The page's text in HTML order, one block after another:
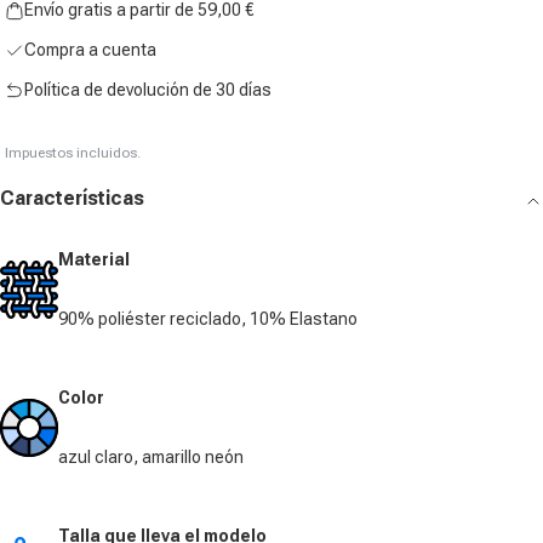
Envío gratis a partir de 59,00 €
Compra a cuenta
Política de devolución de 30 días
Impuestos incluidos.
Características
Material
90% poliéster reciclado, 10% Elastano
Color
azul claro, amarillo neón
Talla que lleva el modelo